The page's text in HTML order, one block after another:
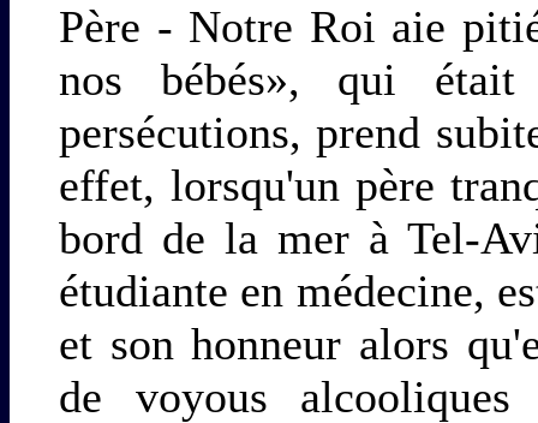
Père - Notre Roi aie
nos bébés», qui était
persécutions, prend
effet, lorsqu'un père
bord de la mer à Tel-
étudiante en médecine,
et son honneur alors
de voyous alcooliques